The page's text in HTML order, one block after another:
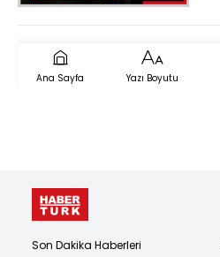
Ana Sayfa Yazı Boyutu
Son Dakika Haberleri